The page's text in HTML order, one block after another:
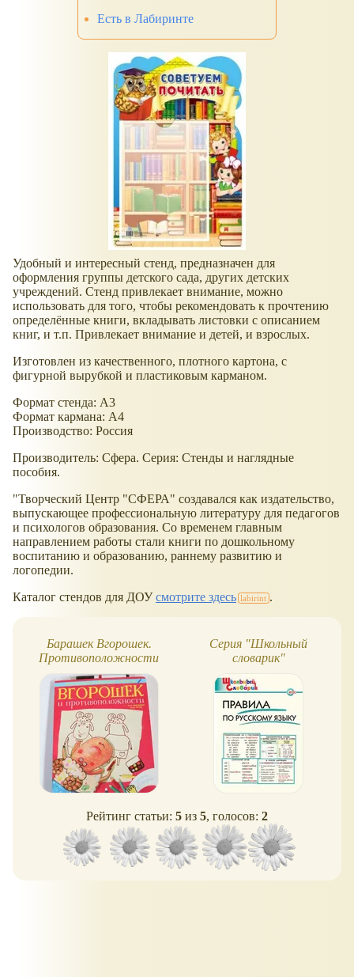
Есть в Лабиринте
Удобный и интересный стенд, предназначен для
оформления группы детского сада, других детских
учреждений. Стенд привлекает внимание, можно
использовать для того, чтобы рекомендовать к прочтению
определённые книги, вкладывать листовки с описанием
книг, и т.п. Привлекает внимание и детей, и взрослых.
Изготовлен из качественного, плотного картона, с
фигурной вырубкой и пластиковым карманом.
Формат стенда: А3
Формат кармана: А4
Производство: Россия
Производитель: Сфера. Серия: Стенды и наглядные
пособия.
"Творческий Центр "СФЕРА" создавался как издательство,
выпускающее профессиональную литературу для педагогов
и психологов образования. Со временем главным
направлением работы стали книги по дошкольному
воспитанию и образованию, раннему развитию и
логопедии.
Каталог стендов для ДОУсмотрите здесь .
Барашек Вгорошек.
Противоположности
Серия "Школьный
словарик"
Рейтинг статьи: 5 из 5, голосов: 2